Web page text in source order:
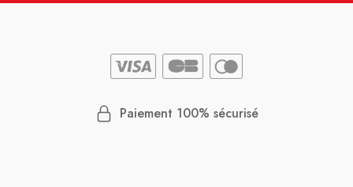
Paiement 100% sécurisé